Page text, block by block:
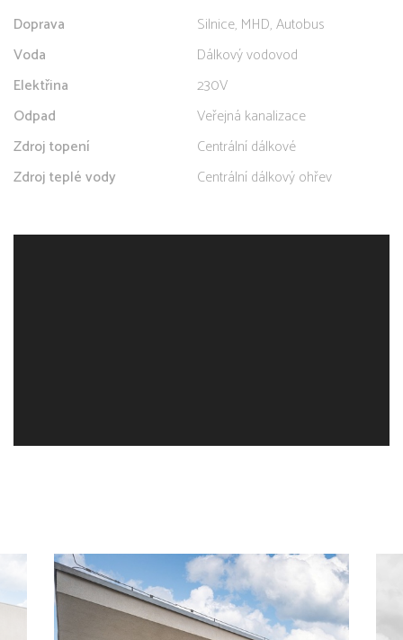
Doprava
Silnice, MHD, Autobus
Voda
Dálkový vodovod
Elektřina
230V
Odpad
Veřejná kanalizace
Zdroj topení
Centrální dálkové
Zdroj teplé vody
Centrální dálkový ohřev